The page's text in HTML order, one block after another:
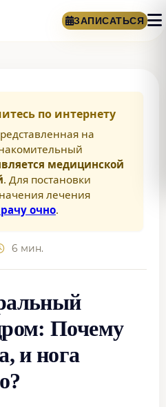
ЗАПИСАТЬСЯ
по интернету
на
медицинской
. Для постановки
лечения
очно.
6 мин.
Почему
и нога